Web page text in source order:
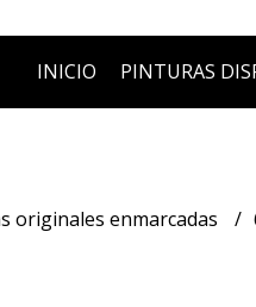
INICIO PINTURAS
originales enmarcadas